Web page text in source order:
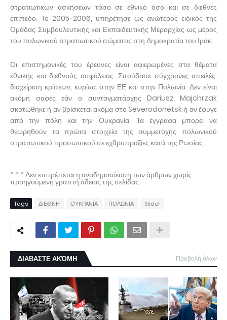
στρατιωτικών ασκήσεων τόσο σε εθνικό όσο και σε διεθνές
επίπεδο. Το 2005-2006, υπηρέτησε ως ανώτερος ειδικός της
Ομάδας Συμβουλευτικής και Εκπαιδευτικής Μεραρχίας ως μέρος
του πολωνικού στρατιωτικού σώματος στη Δημοκρατία του Ιράκ.
Οι επιστημονικές του έρευνες είναι αφιερωμένες στα θέματα
εθνικής και διεθνούς ασφάλειας. Σπούδασε σύγχρονες απειλές,
διαχείριση κρίσεων, κυρίως στην ΕΕ και στην Πολωνία. Δεν είναι
ακόμη σαφές εάν ο συνταγματάρχης Dariusz Majchrzak
σκοτώθηκε ή αν βρίσκεται ακόμα στο Severodonetsk ή αν έφυγε
από την πόλη και την Ουκρανία. Τα έγγραφα μπορεί να
θεωρηθούν τα πρώτα στοιχεία της συμμετοχής πολωνικού
στρατιωτικού προσωπικού σε εχθροπραξίες κατά της Ρωσίας.
* * * Δεν επιτρέπεται η αναδημοσίευση των άρθρων χωρίς
προηγούμενη γραπτή άδειας της σελίδας
Tags ΔΙΕΘΝΗ ΟΥΚΡΑΝΙΑ ΠΟΛΩΝΙΑ Slider
ΔΙΑΒΑΣΤΕ ΑΚΌΜΗ Προβολή όλων